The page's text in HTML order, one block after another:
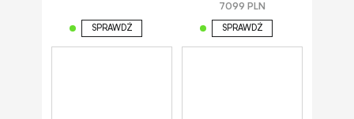
SPRAWDŹ
7099 PLN
SPRAWDŹ